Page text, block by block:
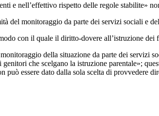
e nell’effettivo rispetto delle regole stabilite»
del monitoraggio da parte dei servizi sociali e
con il quale il diritto-dovere all’istruzione
della situazione da parte dei servizi
che scelgano la istruzione parentale»;
essere dato dalla sola scelta di provvedere